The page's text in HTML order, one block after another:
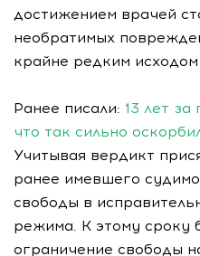
достижением врачей
необратимых
крайне редким
Ранее писали: 13 лет за
что так сильно
Учитывая вердикт
ранее имевшего
свободы в
режима. К этому сроку
ограничение свободы